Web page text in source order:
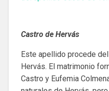
Castro de Hervás
Este apellido procede
Hervás. El matrimonio
Castro y Eufemia